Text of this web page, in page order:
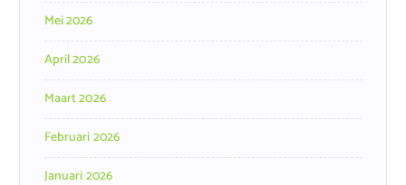
Mei 2026
April 2026
Maart 2026
Februari 2026
Januari 2026